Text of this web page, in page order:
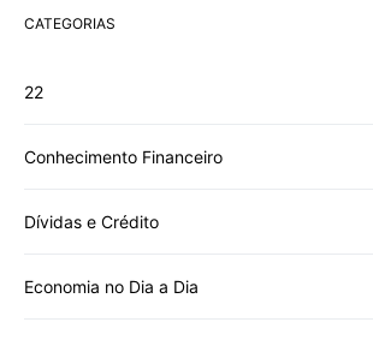
CATEGORIAS
22
Conhecimento Financeiro
Dívidas e Crédito
Economia no Dia a Dia